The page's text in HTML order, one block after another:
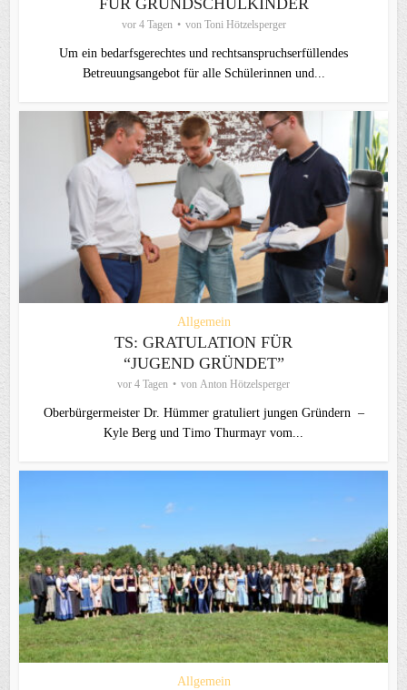
FÜR GRUNDSCHULKINDER
vor 4 Tagen von Toni Hötzelsperger
Um ein bedarfsgerechtes und rechtsanspruchserfüllendes
Betreuungsangebot für alle Schülerinnen und...
Allgemein
TS: GRATULATION FÜR
“JUGEND GRÜNDET”
vor 4 Tagen von Anton Hötzelsperger
Oberbürgermeister Dr. Hümmer gratuliert jungen Gründern –
Kyle Berg und Timo Thurmayr vom...
Allgemein